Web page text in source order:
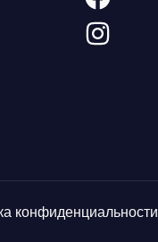
конфиденциальности